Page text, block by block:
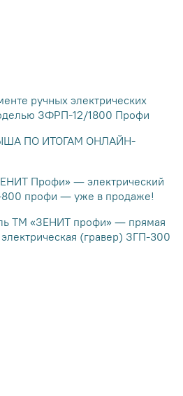
ручных электрических
ЗФРП-12/1800 Профи
ПО ИТОГАМ ОНЛАЙН-
Профи» — электрический
профи — уже в продаже!
ТМ «ЗЕНИТ профи» — прямая
(гравер) ЗГП-300